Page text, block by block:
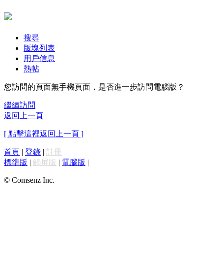
搜尋
版塊列表
用戶信息
熱帖
您訪問的頁面無手機頁面，是否進一步訪問電腦版？
繼續訪問
返回上一頁
[ 點擊這裡返回上一頁 ]
首頁 | 登錄 | 註冊
標準版 | 觸屏版 | 電腦版 |
© Comsenz Inc.